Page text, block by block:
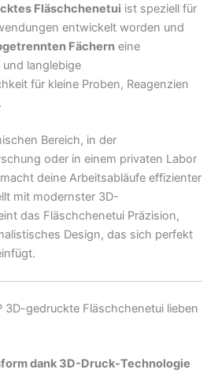
Fläschchenetui ist speziell für
entwickelt worden und
Fächern eine
langlebige
für kleine Proben, Reagenzien
Bereich, in der
oder in einem privaten Labor
deine Arbeitsabläufe effizienter
mit modernster 3D-
das Fläschchenetui Präzision,
Design, das sich perfekt
3D-gedruckte Fläschchenetui lieben
dank 3D-Druck-Technologie